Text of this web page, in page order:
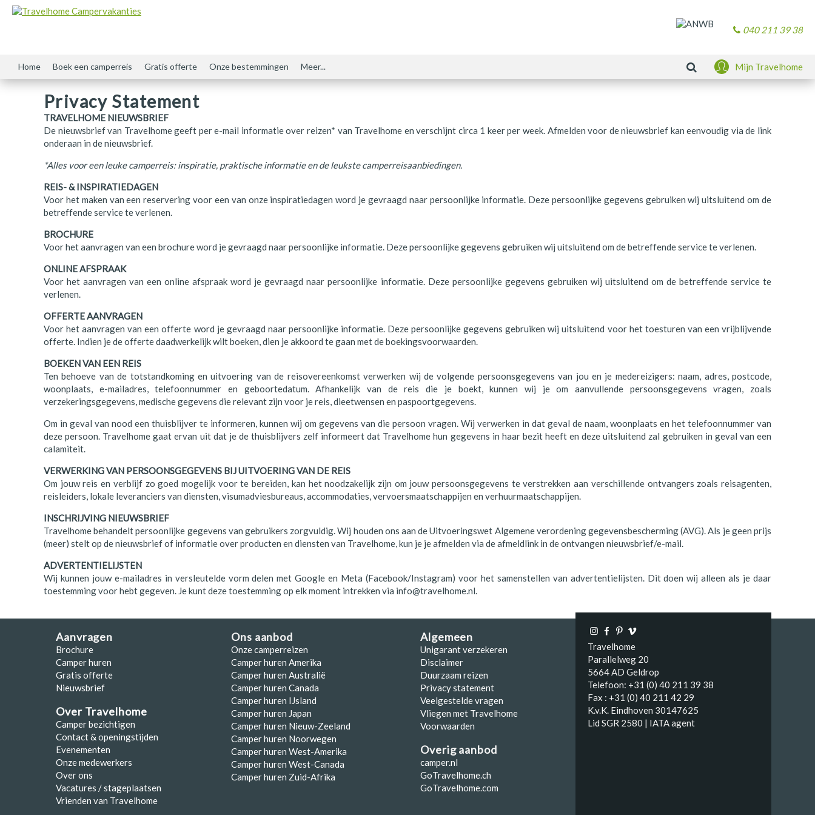
040 211 39 38
Home Boek een camperreis Gratis offerte Onze bestemmingen
Argentinië
Australië
Canada
Denemarken
Duitsland
Finland
Ierland
IJsland
Japan
Kroatië
Namibië
Nederland
Nieuw-Zeeland
Noorwegen
Polen
Portugal
Zuid-Afrika
Meer...
Nieuwsbrief
Camper bezichtigen
Evenementen
Contact
Nieuws & Blog
Over Travelhome
Zoeken Mijn Travelhome
Privacy Statement
TRAVELHOME NIEUWSBRIEF
De nieuwsbrief van Travelhome geeft per e-mail informatie over reizen* van Travelhome en verschijnt circa 1 keer per week. Afmelden voor de nieuwsbrief kan eenvoudig via de link
onderaan in de nieuwsbrief.
*Alles voor een leuke camperreis: inspiratie, praktische informatie en de leukste camperreisaanbiedingen.
REIS- & INSPIRATIEDAGEN
Voor het maken van een reservering voor een van onze inspiratiedagen word je gevraagd naar persoonlijke informatie. Deze persoonlijke gegevens gebruiken wij uitsluitend om de
betreffende service te verlenen.
BROCHURE
Voor het aanvragen van een brochure word je gevraagd naar persoonlijke informatie. Deze persoonlijke gegevens gebruiken wij uitsluitend om de betreffende service te verlenen.
ONLINE AFSPRAAK
Voor het aanvragen van een online afspraak word je gevraagd naar persoonlijke informatie. Deze persoonlijke gegevens gebruiken wij uitsluitend om de betreffende service te
verlenen.
OFFERTE AANVRAGEN
Voor het aanvragen van een offerte word je gevraagd naar persoonlijke informatie. Deze persoonlijke gegevens gebruiken wij uitsluitend voor het toesturen van een vrijblijvende
offerte. Indien je de offerte daadwerkelijk wilt boeken, dien je akkoord te gaan met de boekingsvoorwaarden.
BOEKEN VAN EEN REIS
Ten behoeve van de totstandkoming en uitvoering van de reisovereenkomst verwerken wij de volgende persoonsgegevens van jou en je medereizigers: naam, adres, postcode,
woonplaats, e-mailadres, telefoonnummer en geboortedatum. Afhankelijk van de reis die je boekt, kunnen wij je om aanvullende persoonsgegevens vragen, zoals
verzekeringsgegevens, medische gegevens die relevant zijn voor je reis, dieetwensen en paspoortgegevens.
Om in geval van nood een thuisblijver te informeren, kunnen wij om gegevens van die persoon vragen. Wij verwerken in dat geval de naam, woonplaats en het telefoonnummer van
deze persoon. Travelhome gaat ervan uit dat je de thuisblijvers zelf informeert dat Travelhome hun gegevens in haar bezit heeft en deze uitsluitend zal gebruiken in geval van een
calamiteit.
VERWERKING VAN PERSOONSGEGEVENS BIJ UITVOERING VAN DE REIS
Om jouw reis en verblijf zo goed mogelijk voor te bereiden, kan het noodzakelijk zijn om jouw persoonsgegevens te verstrekken aan verschillende ontvangers zoals reisagenten,
reisleiders, lokale leveranciers van diensten, visumadviesbureaus, accommodaties, vervoersmaatschappijen en verhuurmaatschappijen.
INSCHRIJVING NIEUWSBRIEF
Travelhome behandelt persoonlijke gegevens van gebruikers zorgvuldig. Wij houden ons aan de Uitvoeringswet Algemene verordening gegevensbescherming (AVG). Als je geen prijs
(meer) stelt op de nieuwsbrief of informatie over producten en diensten van Travelhome, kun je je afmelden via de afmeldlink in de ontvangen nieuwsbrief/e-mail.
ADVERTENTIELIJSTEN
Wij kunnen jouw e-mailadres in versleutelde vorm delen met Google en Meta (Facebook/Instagram) voor het samenstellen van advertentielijsten. Dit doen wij alleen als je daar
toestemming voor hebt gegeven. Je kunt deze toestemming op elk moment intrekken via info@travelhome.nl.
Aanvragen
Brochure
Camper huren
Gratis offerte
Nieuwsbrief
Over Travelhome
Camper bezichtigen
Contact & openingstijden
Evenementen
Onze medewerkers
Over ons
Vacatures / stageplaatsen
Vrienden van Travelhome
Ons aanbod
Onze camperreizen
Camper huren Amerika
Camper huren Australië
Camper huren Canada
Camper huren IJsland
Camper huren Japan
Camper huren Nieuw-Zeeland
Camper huren Noorwegen
Camper huren West-Amerika
Camper huren West-Canada
Camper huren Zuid-Afrika
Algemeen
Unigarant verzekeren
Disclaimer
Duurzaam reizen
Privacy statement
Veelgestelde vragen
Vliegen met Travelhome
Voorwaarden
Overig aanbod
camper.nl
GoTravelhome.ch
GoTravelhome.com
Travelhome
Parallelweg 20
5664 AD Geldrop
Telefoon: +31 (0) 40 211 39 38
Fax : +31 (0) 40 211 42 29
K.v.K. Eindhoven 30147625
Lid SGR 2580 | IATA agent